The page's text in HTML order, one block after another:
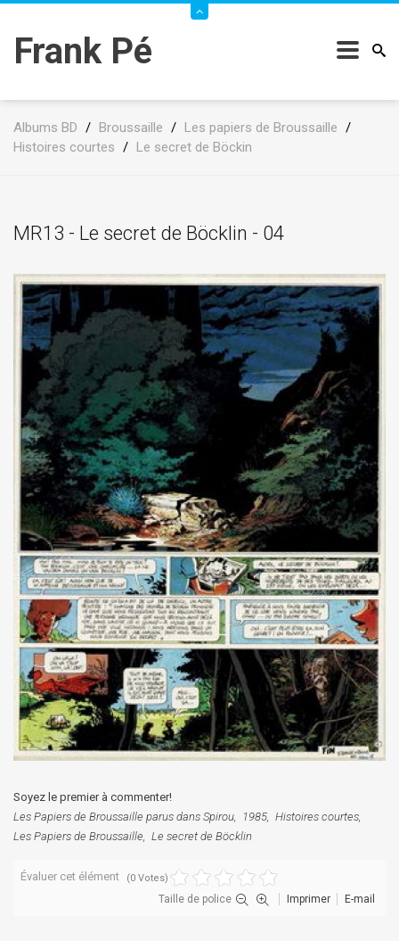
Frank Pé
Albums BD / Broussaille / Les papiers de Broussaille /
Histoires courtes / Le secret de Böckin
MR13 - Le secret de Böcklin - 04
Soyez le premier à commenter!
Les Papiers de Broussaille parus dans Spirou
1985 Histoires courtes
Les Papiers de Broussaille
Le secret de Böcklin
Évaluer cet élément (0 Votes)
Taille de police Imprimer E-mail